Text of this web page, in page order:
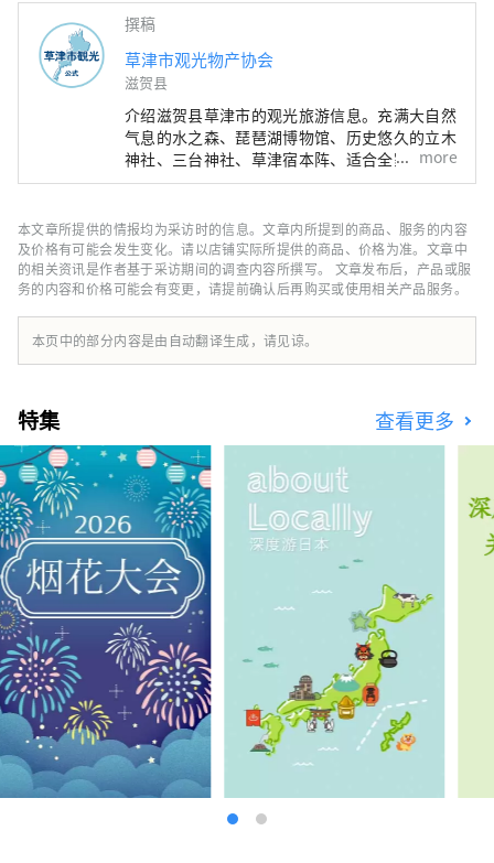
撰稿
草津市观光物产协会
滋贺县
介绍滋贺县草津市的观光旅游信息。充满大自然
气息的水之森、琵琶湖博物馆、历史悠久的立木
神社、三台神社、草津宿本阵、适合全家人一起
游览的六叶公园等，景点、酒店、美食等信息丰
more
本文章所提供的情报均为采访时的信息。文章内所提到的商品、服务的内容
及价格有可能会发生变化。请以店铺实际所提供的商品、价格为准。文章中
的相关资讯是作者基于采访期间的调查内容所撰写。 文章发布后，产品或服
务的内容和价格可能会有变更，请提前确认后再购买或使用相关产品服务。
本页中的部分内容是由自动翻译生成，请见谅。
特集 查看更多